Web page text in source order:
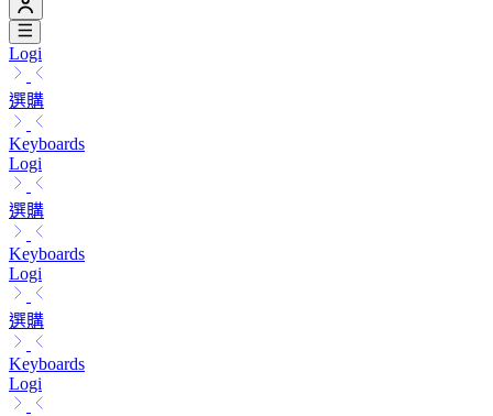
Logi
選購
Keyboards
Logi
選購
Keyboards
Logi
選購
Keyboards
Logi